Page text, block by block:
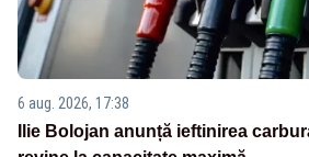
6 aug. 2026, 17:38
Ilie Bolojan anunță ieftinirea